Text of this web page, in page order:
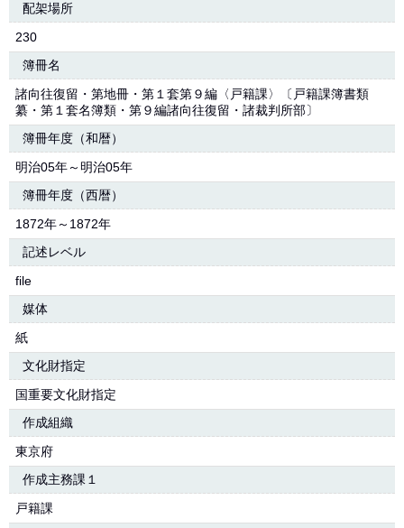
配架場所
230
簿冊名
諸向往復留・第地冊・第１套第９編〈戸籍課〉〔戸籍課簿書類
纂・第１套名簿類・第９編諸向往復留・諸裁判所部〕
簿冊年度（和暦）
明治05年～明治05年
簿冊年度（西暦）
1872年～1872年
記述レベル
file
媒体
紙
文化財指定
国重要文化財指定
作成組織
東京府
作成主務課１
戸籍課